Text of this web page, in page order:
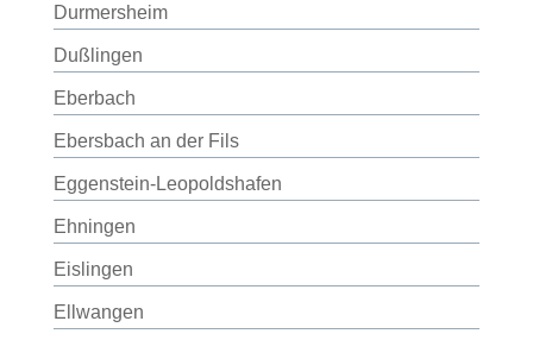
Durmersheim
Dußlingen
Eberbach
Ebersbach an der Fils
Eggenstein-Leopoldshafen
Ehningen
Eislingen
Ellwangen